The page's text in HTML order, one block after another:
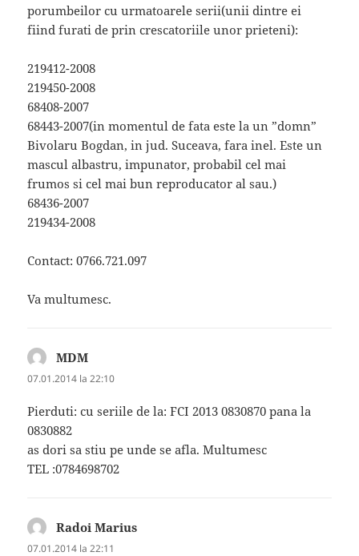
porumbeilor cu urmatoarele serii(unii dintre ei
fiind furati de prin crescatoriile unor prieteni):
219412-2008
219450-2008
68408-2007
68443-2007(in momentul de fata este la un ”domn”
Bivolaru Bogdan, in jud. Suceava, fara inel. Este un
mascul albastru, impunator, probabil cel mai
frumos si cel mai bun reproducator al sau.)
68436-2007
219434-2008
Contact: 0766.721.097
Va multumesc.
MDM
07.01.2014 la 22:10
Pierduti: cu seriile de la: FCI 2013 0830870 pana la
0830882
as dori sa stiu pe unde se afla. Multumesc
TEL :0784698702
Radoi Marius
07.01.2014 la 22:11